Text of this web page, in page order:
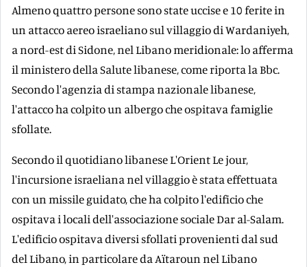
Almeno quattro persone sono state uccise e 10 ferite in
un attacco aereo israeliano sul villaggio di Wardaniyeh,
a nord-est di Sidone, nel Libano meridionale: lo afferma
il ministero della Salute libanese, come riporta la Bbc.
Secondo l'agenzia di stampa nazionale libanese,
l'attacco ha colpito un albergo che ospitava famiglie
sfollate.
Secondo il quotidiano libanese L'Orient Le jour,
l'incursione israeliana nel villaggio è stata effettuata
con un missile guidato, che ha colpito l'edificio che
ospitava i locali dell'associazione sociale Dar al-Salam.
L'edificio ospitava diversi sfollati provenienti dal sud
del Libano, in particolare da Aïtaroun nel Libano